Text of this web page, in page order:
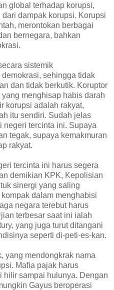
global terhadap korupsi,
dampak korupsi. Korupsi
merontokan berbagai
bernegara, bahkan
sistemik
sehingga tidak
dan tidak berkutik. Koruptor
menghisap habis darah
korupsi adalah rakyat,
itu sendiri. Sudah jelas
negeri tercinta ini. Supaya
tegak, supaya kemakmuran
rakyat.
tercinta ini harus segera
demikian KPK, Kepolisian
sinergi yang saling
dalam menghabisi
negara terebut harus
terbesar saat ini ialah
yang juga turut ditangani
seperti di-peti-es-kan.
yang mendongkrak nama
Mafia pajak harus
hilir sampai hulunya. Dengan
Gayus beroperasi